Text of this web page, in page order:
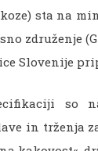
koze) sta na
združenje
Slovenije
so
in trženja